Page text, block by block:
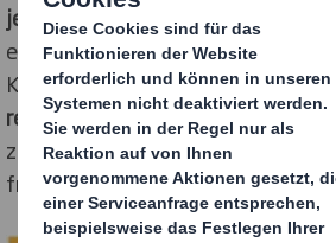
jeder Sprache) und Bilder enthalten.
erlaubt. Wir möchten Kinder auch
Kreation ihres Postersauf
recycelbare und
zurückzugreifen. Lassen Sie der
freien Lauf!